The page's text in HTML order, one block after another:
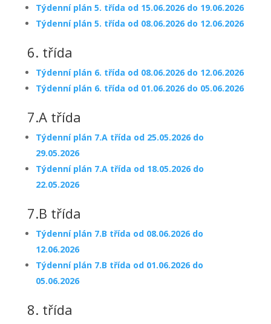
Týdenní plán 5. třída od 15.06.2026 do 19.06.2026
Týdenní plán 5. třída od 08.06.2026 do 12.06.2026
6. třída
Týdenní plán 6. třída od 08.06.2026 do 12.06.2026
Týdenní plán 6. třída od 01.06.2026 do 05.06.2026
7.A třída
Týdenní plán 7.A třída od 25.05.2026 do
29.05.2026
Týdenní plán 7.A třída od 18.05.2026 do
22.05.2026
7.B třída
Týdenní plán 7.B třída od 08.06.2026 do
12.06.2026
Týdenní plán 7.B třída od 01.06.2026 do
05.06.2026
8. třída